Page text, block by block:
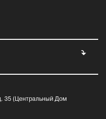
35 (Центральный Дом